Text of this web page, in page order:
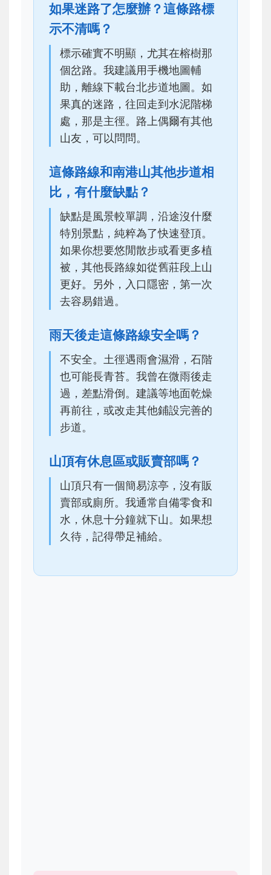
如果迷路了怎麼辦？這條路標
示不清嗎？
標示確實不明顯，尤其在榕樹那
個岔路。我建議用手機地圖輔
助，離線下載台北步道地圖。如
果真的迷路，往回走到水泥階梯
處，那是主徑。路上偶爾有其他
山友，可以問問。
這條路線和南港山其他步道相
比，有什麼缺點？
缺點是風景較單調，沿途沒什麼
特別景點，純粹為了快速登頂。
如果你想要悠閒散步或看更多植
被，其他長路線如從舊莊段上山
更好。另外，入口隱密，第一次
去容易錯過。
雨天後走這條路線安全嗎？
不安全。土徑遇雨會濕滑，石階
也可能長青苔。我曾在微雨後走
過，差點滑倒。建議等地面乾燥
再前往，或改走其他鋪設完善的
步道。
山頂有休息區或販賣部嗎？
山頂只有一個簡易涼亭，沒有販
賣部或廁所。我通常自備零食和
水，休息十分鐘就下山。如果想
久待，記得帶足補給。